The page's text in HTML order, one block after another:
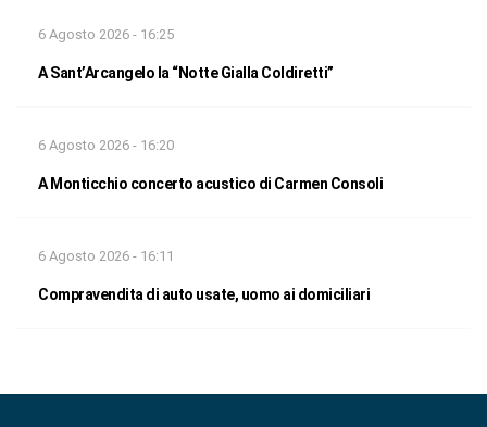
6 Agosto 2026 - 16:25
A Sant’Arcangelo la “Notte Gialla Coldiretti”
6 Agosto 2026 - 16:20
A Monticchio concerto acustico di Carmen Consoli
6 Agosto 2026 - 16:11
Compravendita di auto usate, uomo ai domiciliari